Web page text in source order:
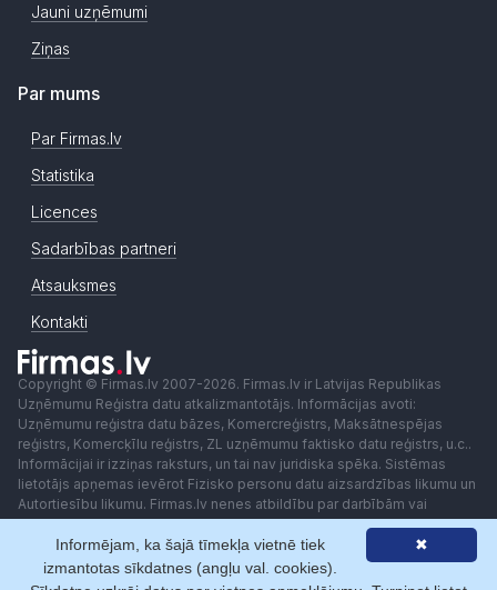
Jauni uzņēmumi
Ziņas
Par mums
Par Firmas.lv
Statistika
Licences
Sadarbības partneri
Atsauksmes
Kontakti
Copyright © Firmas.lv 2007-2026. Firmas.lv ir Latvijas Republikas
Uzņēmumu Reģistra datu atkalizmantotājs. Informācijas avoti:
Uzņēmumu reģistra datu bāzes, Komercreģistrs, Maksātnespējas
reģistrs, Komercķīlu reģistrs, ZL uzņēmumu faktisko datu reģistrs, u.c..
Informācijai ir izziņas raksturs, un tai nav juridiska spēka. Sistēmas
lietotājs apņemas ievērot Fizisko personu datu aizsardzības likumu un
Autortiesību likumu. Firmas.lv nenes atbildību par darbībām vai
lēmumiem, kas balstīti uz saņemto pakalpojumu. Lietotājam aizliegts
izmantot jebkādas automatizētas sistēmas vai iekārtas (robotus)
piekļuvei sistēmai bez rakstiskas saskaņošanas ar Firmas.lv. Galvenā
redaktore: Ingūna Pempere.
✖
Informējam, ka šajā tīmekļa vietnē tiek
izmantotas sīkdatnes (angļu val. cookies).